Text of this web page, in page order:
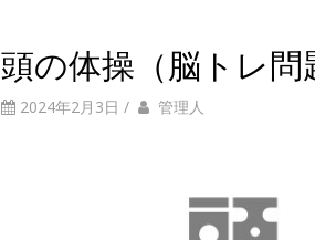
頭の体操（脳トレ問
2024年2月3日 / 管理人